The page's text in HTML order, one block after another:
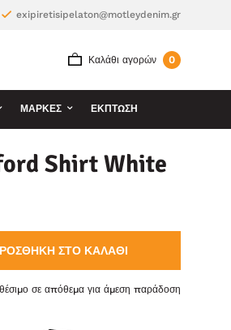
exipiretisipelaton@motleydenim.gr
Καλάθι αγορών 0
ΜΆΡΚΕΣ ΕΚΠΤΩΣΗ
Shirt White
ΣΤΟ ΚΑΛΆΘΙ
σε απόθεμα για άμεση παράδοση